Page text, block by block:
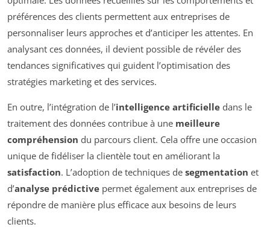
préférences des clients permettent aux entreprises de
personnaliser leurs approches et d’anticiper les attentes. En
analysant ces données, il devient possible de révéler des
tendances significatives qui guident l’optimisation des
stratégies marketing et des services.
En outre, l’intégration de l’intelligence artificielle dans le
traitement des données contribue à une meilleure
compréhension du parcours client. Cela offre une occasion
unique de fidéliser la clientèle tout en améliorant la
satisfaction. L’adoption de techniques de segmentation et
d’analyse prédictive permet également aux entreprises de
répondre de manière plus efficace aux besoins de leurs
clients.